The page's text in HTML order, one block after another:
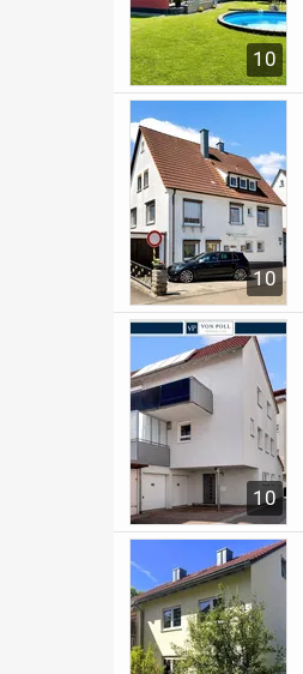
10
10
10